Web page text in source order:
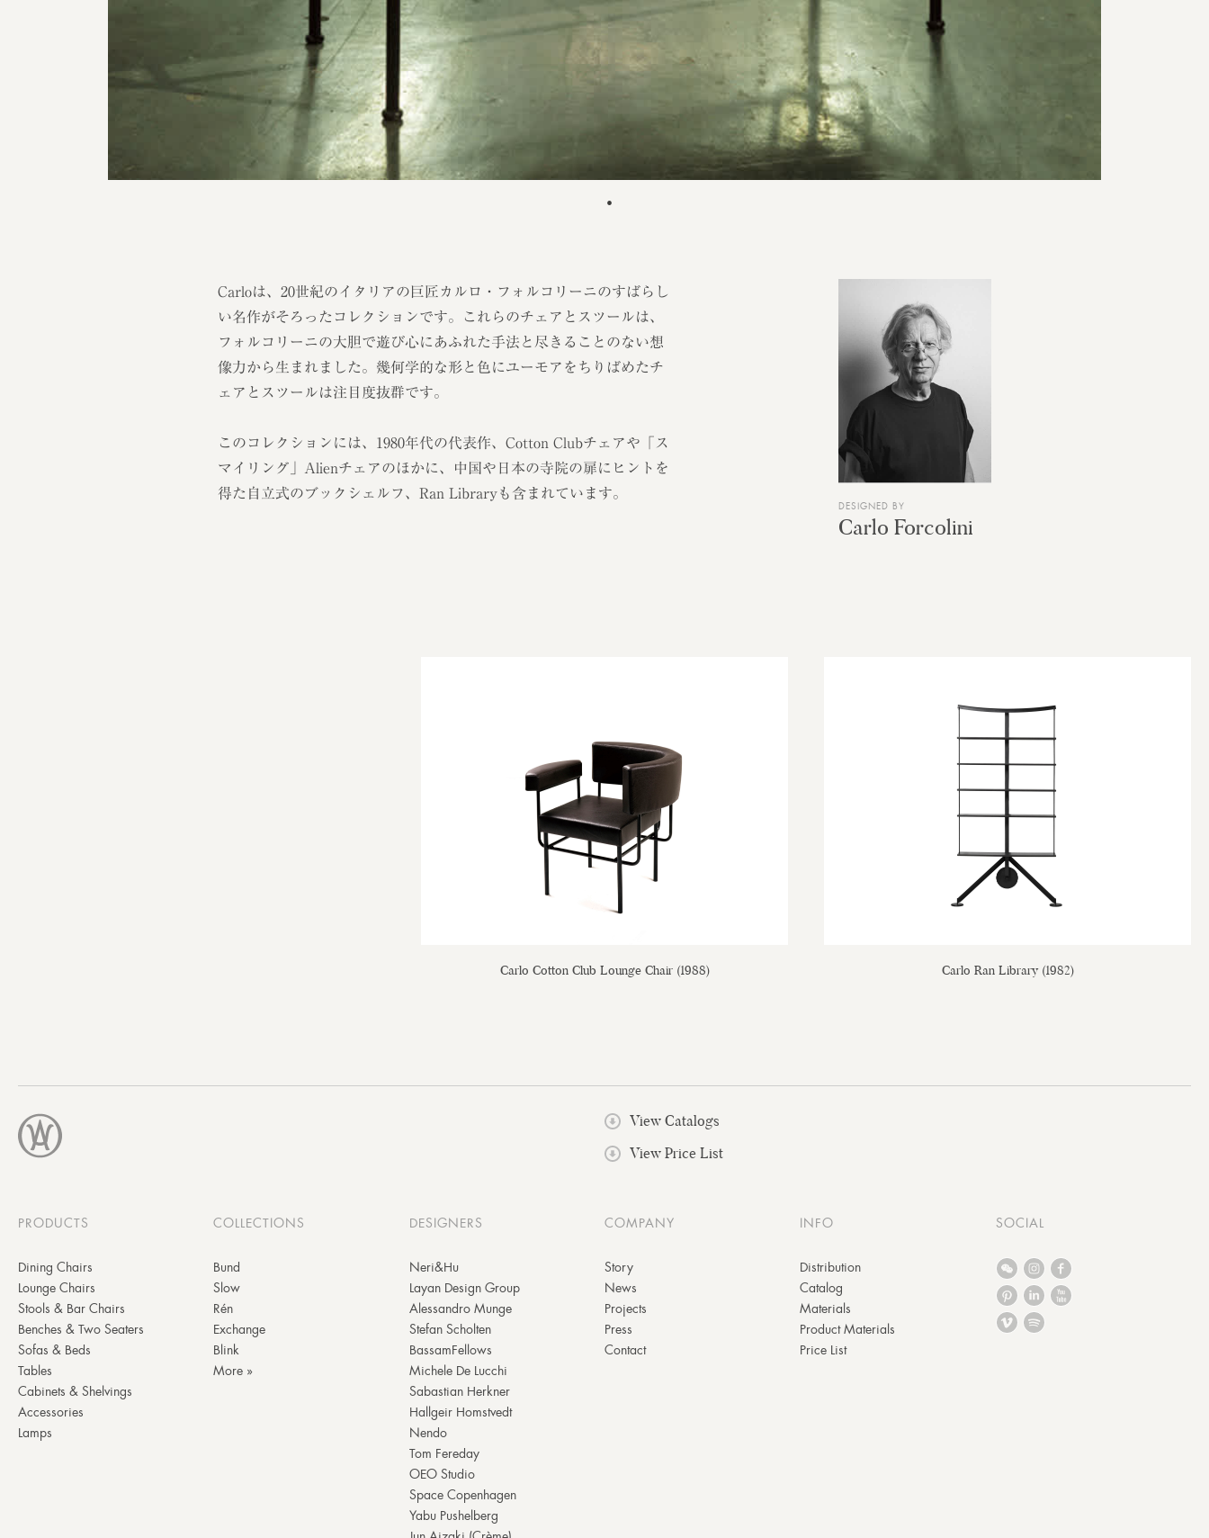
Carloは、20世紀のイタリアの巨匠カルロ・フォルコリーニのすばらし
い名作がそろったコレクションです。これらのチェアとスツールは、
フォルコリーニの大胆で遊び心にあふれた手法と尽きることのない想
像力から生まれました。幾何学的な形と色にユーモアをちりばめたチ
ェアとスツールは注目度抜群です。
このコレクションには、1980年代の代表作、Cotton Clubチェアや「ス
マイリング」Alienチェアのほかに、中国や日本の寺院の扉にヒントを
得た自立式のブックシェルフ、Ran Libraryも含まれています。
DESIGNED BY
Carlo Forcolini
Carlo Cotton Club Lounge Chair (1988) Carlo Ran Library (1982)
View Catalogs
View Price List
PRODUCTS
Dining Chairs
Lounge Chairs
Stools & Bar Chairs
Benches & Two Seaters
Sofas & Beds
Tables
Cabinets & Shelvings
Accessories
Lamps
COLLECTIONS
Bund
Slow
Rén
Exchange
Blink
More »
DESIGNERS
Neri&Hu
Layan Design Group
Alessandro Munge
Stefan Scholten
BassamFellows
Michele De Lucchi
Sabastian Herkner
Hallgeir Homstvedt
Nendo
Tom Fereday
OEO Studio
Space Copenhagen
Yabu Pushelberg
COMPANY
Story
News
Projects
Press
Contact
INFO
Distribution
Catalog
Materials
Product Materials
Price List
SOCIAL